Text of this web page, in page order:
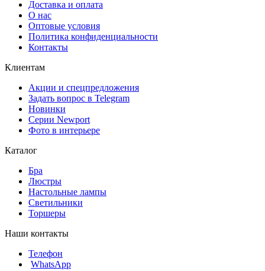
Доставка и оплата
О нас
Оптовые условия
Политика конфиденциальности
Контакты
Клиентам
Акции и спецпредложения
Задать вопрос в Telegram
Новинки
Серии Newport
Фото в интерьере
Каталог
Бра
Люстры
Настольные лампы
Светильники
Торшеры
Наши контакты
Телефон
WhatsApp